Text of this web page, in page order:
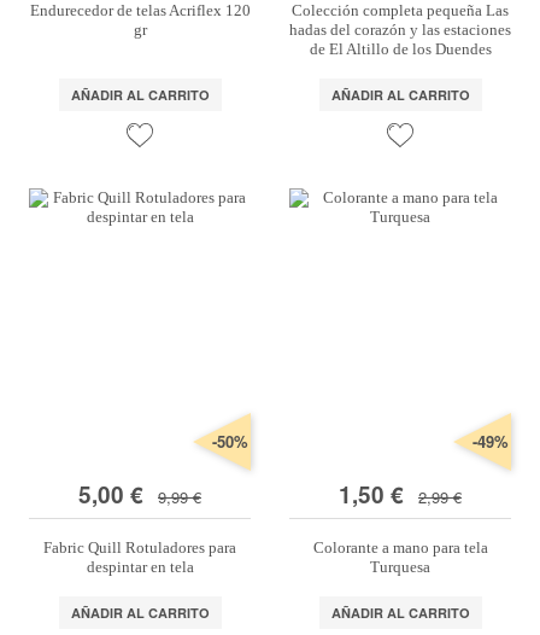
Endurecedor de telas Acriflex 120
gr
AÑADIR AL CARRITO
Colección completa pequeña Las
hadas del corazón y las estaciones
de El Altillo de los Duendes
AÑADIR AL CARRITO
5,00 € 9,99 €
-50%
Fabric Quill Rotuladores para
despintar en tela
AÑADIR AL CARRITO
1,50 € 2,99 €
-49%
Colorante a mano para tela
Turquesa
AÑADIR AL CARRITO